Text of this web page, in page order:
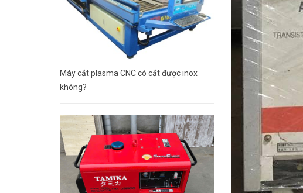
Máy cắt plasma CNC có cắt được inox
không?